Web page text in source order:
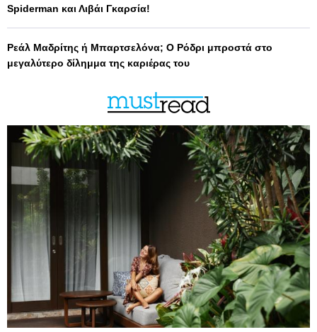
Spiderman και Λιβάι Γκαρσία!
Ρεάλ Μαδρίτης ή Μπαρτσελόνα; Ο Ρόδρι μπροστά στο
μεγαλύτερο δίλημμα της καριέρας του